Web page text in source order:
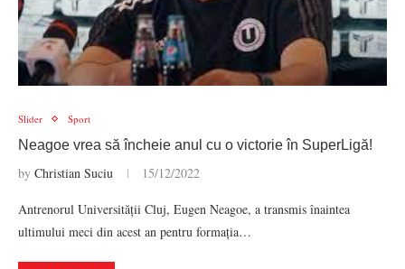
Slider Sport
Neagoe vrea să încheie anul cu o victorie în SuperLigă!
by Christian Suciu 15/12/2022
Antrenorul Universității Cluj, Eugen Neagoe, a transmis înaintea
ultimului meci din acest an pentru formația…